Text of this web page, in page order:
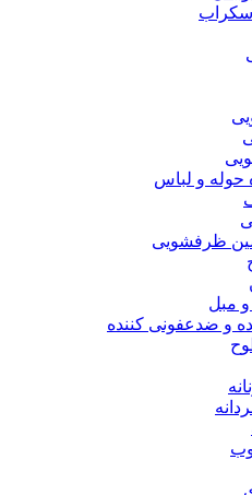
حوله و لباس
ظرفشویی
مبل
و ضدعفونی کننده